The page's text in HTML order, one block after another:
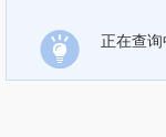
正在查